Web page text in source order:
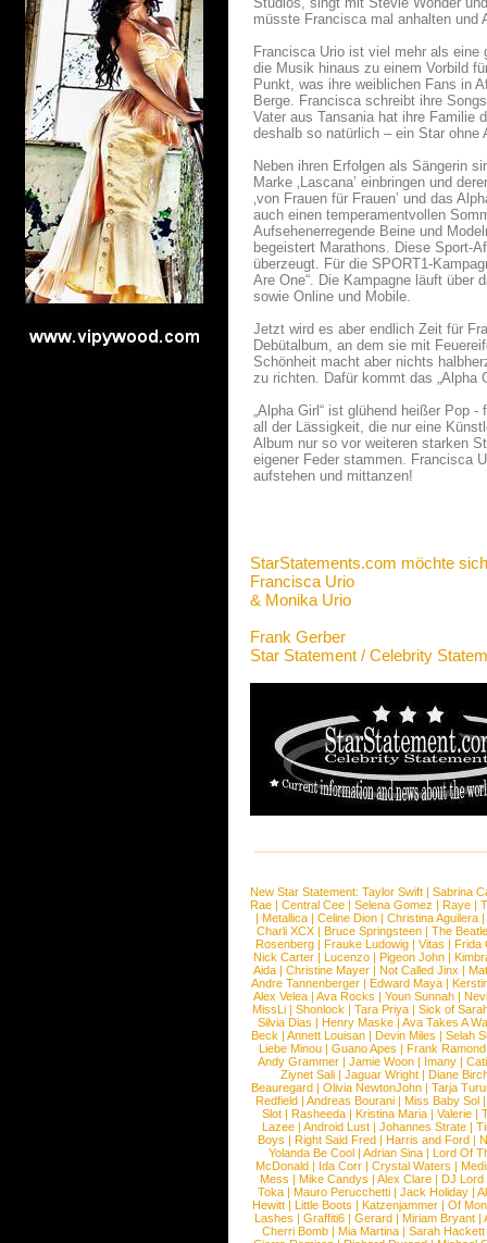
müsste Francisca mal anhalten und
Francisca Urio ist viel mehr als eine
die Musik hinaus zu einem Vorbild
Punkt, was ihre weiblichen Fans in
Berge. Francisca schreibt ihre
Vater aus Tansania hat ihre Familie
deshalb so natürlich – ein Star
Neben ihren Erfolgen als Sängerin
Marke ‚Lascana’ einbringen und
‚von Frauen für Frauen’ und das
auch einen temperamentvollen
Aufsehenerregende Beine und
begeistert Marathons. Diese Sport-
überzeugt. Für die SPORT1-
Are One“. Die Kampagne läuft über
sowie Online und Mobile.
Jetzt wird es aber endlich Zeit für
Debütalbum, an dem sie mit
Schönheit macht aber nichts
zu richten. Dafür kommt das „Alpha
„Alpha Girl“ ist glühend heißer Pop
all der Lässigkeit, die nur eine
Album nur so vor weiteren starken
eigener Feder stammen. Francisca
aufstehen und mittanzen!
StarStatements.com möchte
Francisca Urio
& Monika Urio
Frank Gerber
Star Statement / Celebrity
New Star Statement: Taylor Swift | Sabrina
Rae |Central Cee |Selena Gomez |Raye |
| Metallica | Celine Dion | Christina Aguilera |
Charli XCX |Bruce Springsteen |The
Rosenberg | Frauke Ludowig | Vitas | Frida
Nick Carter | Lucenzo | Pigeon John |
Aida |Christine Mayer |Not Called Jinx |
Andre Tannenberger | Edward Maya |
Alex Velea | Ava Rocks | Youn Sunnah |
MissLi | Shonlock | Tara Priya | Sick of
Silvia Dias |Henry Maske |Ava Takes A
Beck |Annett Louisan |Devin Miles |Selah
Liebe Minou |Guano Apes |Frank Ramond
Andy Grammer |Jamie Woon | Imany |
Ziynet Sali |Jaguar Wright |Diane
Beauregard |Olivia NewtonJohn |Tarja
Redfield | Andreas Bourani | Miss Baby Sol
Slot | Rasheeda | Kristina Maria | Valerie |
Lazee | Android Lust | Johannes Strate |
Boys | Right Said Fred | Harris and Ford |
Yolanda Be Cool |Adrian Sina |Lord Of
McDonald | Ida Corr |Crystal Waters |
Mess | Mike Candys | Alex Clare | DJ Lord
Toka | Mauro Perucchetti | Jack Holiday |
Hewitt |Little Boots |Katzenjammer |Of
Lashes |Graffiti6 |Gerard |Miriam Bryant |
Cherri Bomb | Mia Martina | Sarah Hackett